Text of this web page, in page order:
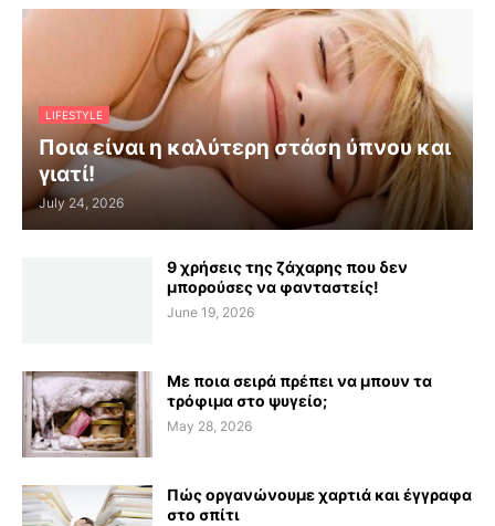
LIFESTYLE
Ποια είναι η καλύτερη στάση ύπνου και
γιατί!
July 24, 2026
9 χρήσεις της ζάχαρης που δεν
μπορούσες να φανταστείς!
June 19, 2026
Με ποια σειρά πρέπει να μπουν τα
τρόφιμα στο ψυγείο;
May 28, 2026
Πώς οργανώνουμε χαρτιά και έγγραφα
στο σπίτι